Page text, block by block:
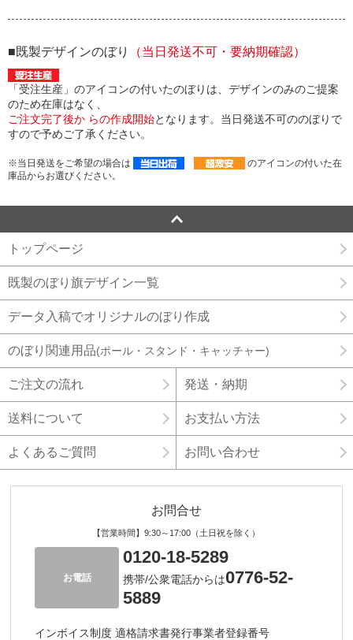
■既製デザインのぼり （当日発送不可・要納期確認）
「受注生産」のアイコンの付いたのぼりは、デザインのみのご提案
のため在庫はなく、
ご注文完了後か らの作成開始となります。当日発送不可ののぼりで
すので予めご了承ください。
※当日発送をご希望の場合は
のアイコンの付いた在
庫品からお選びください。
トップページ
既製のぼり旗デザイン一覧
データ入稿でオリジナルのぼり作成
のぼり関連用品(ポール・スタンド・キャッチャー)
ご注文の流れ 発送・納期
送料について お支払い方法
よくあるご質問 お問い合わせ
お問合せ
【営業時間】9:30～17:00（土日祝を除く）
お電話
0120-18-5289
携帯/公衆電話からは0776-52-
5889
インボイス制度 適格請求書発行事業者登録番号